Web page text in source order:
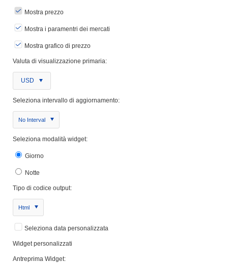
Mostra prezzo
Mostra i paramentri dei mercati
Mostra grafico di prezzo
Valuta di visualizzazione primaria:
USD
Seleziona intervallo di aggiornamento:
No Interval
Seleziona modalità widget:
Giorno
Notte
Tipo di codice output:
Html
Seleziona data personalizzata
Widget personalizzati
Antreprima Widget: